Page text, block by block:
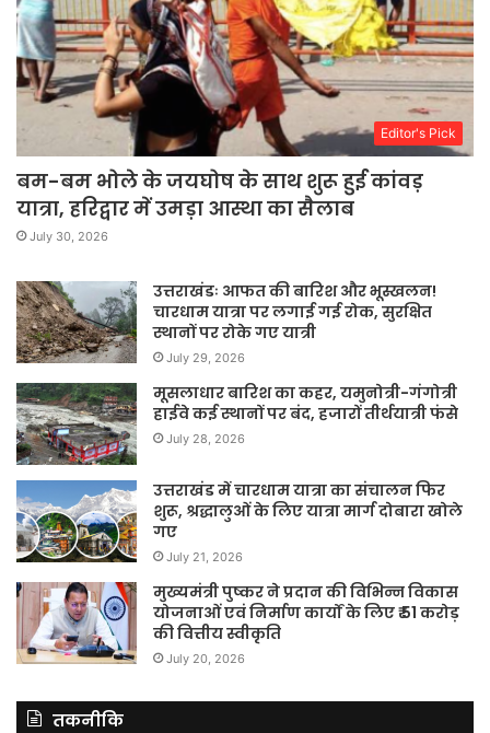
Editor's Pick
बम-बम भोले के जयघोष के साथ शुरू हुई कांवड़
यात्रा, हरिद्वार में उमड़ा आस्था का सैलाब
July 30, 2026
उत्तराखंडः आफत की बारिश और भूस्खलन!
चारधाम यात्रा पर लगाई गई रोक, सुरक्षित
स्थानों पर रोके गए यात्री
July 29, 2026
मूसलाधार बारिश का कहर, यमुनोत्री-गंगोत्री
हाईवे कई स्थानों पर बंद, हजारों तीर्थयात्री फंसे
July 28, 2026
उत्तराखंड में चारधाम यात्रा का संचालन फिर
शुरू, श्रद्धालुओं के लिए यात्रा मार्ग दोबारा खोले
गए
July 21, 2026
मुख्यमंत्री पुष्कर ने प्रदान की विभिन्न विकास
योजनाओं एवं निर्माण कार्यों के लिए ₹ 51 करोड़
की वित्तीय स्वीकृति
July 20, 2026
तकनीकि